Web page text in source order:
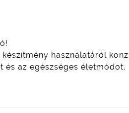
használatáról
az egészséges életmódot.